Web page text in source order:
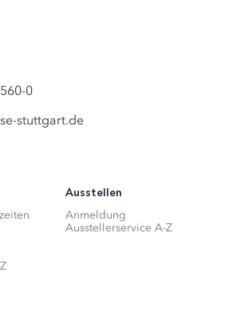
0
stuttgart.de
Ausstellen
Anmeldung
Ausstellerservice A-Z